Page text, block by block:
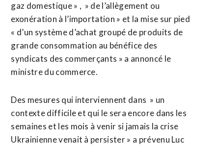
gaz domestique » , » de l’allègement ou
exonération à l’importation » et la mise sur pied
« d’un système d’achat groupé de produits de
grande consommation au bénéfice des
syndicats des commerçants » a annoncé le
ministre du commerce.
Des mesures qui interviennent dans » un
contexte difficile et qui le sera encore dans les
semaines et les mois à venir si jamais la crise
Ukrainienne venait à persister » a prévenu Luc